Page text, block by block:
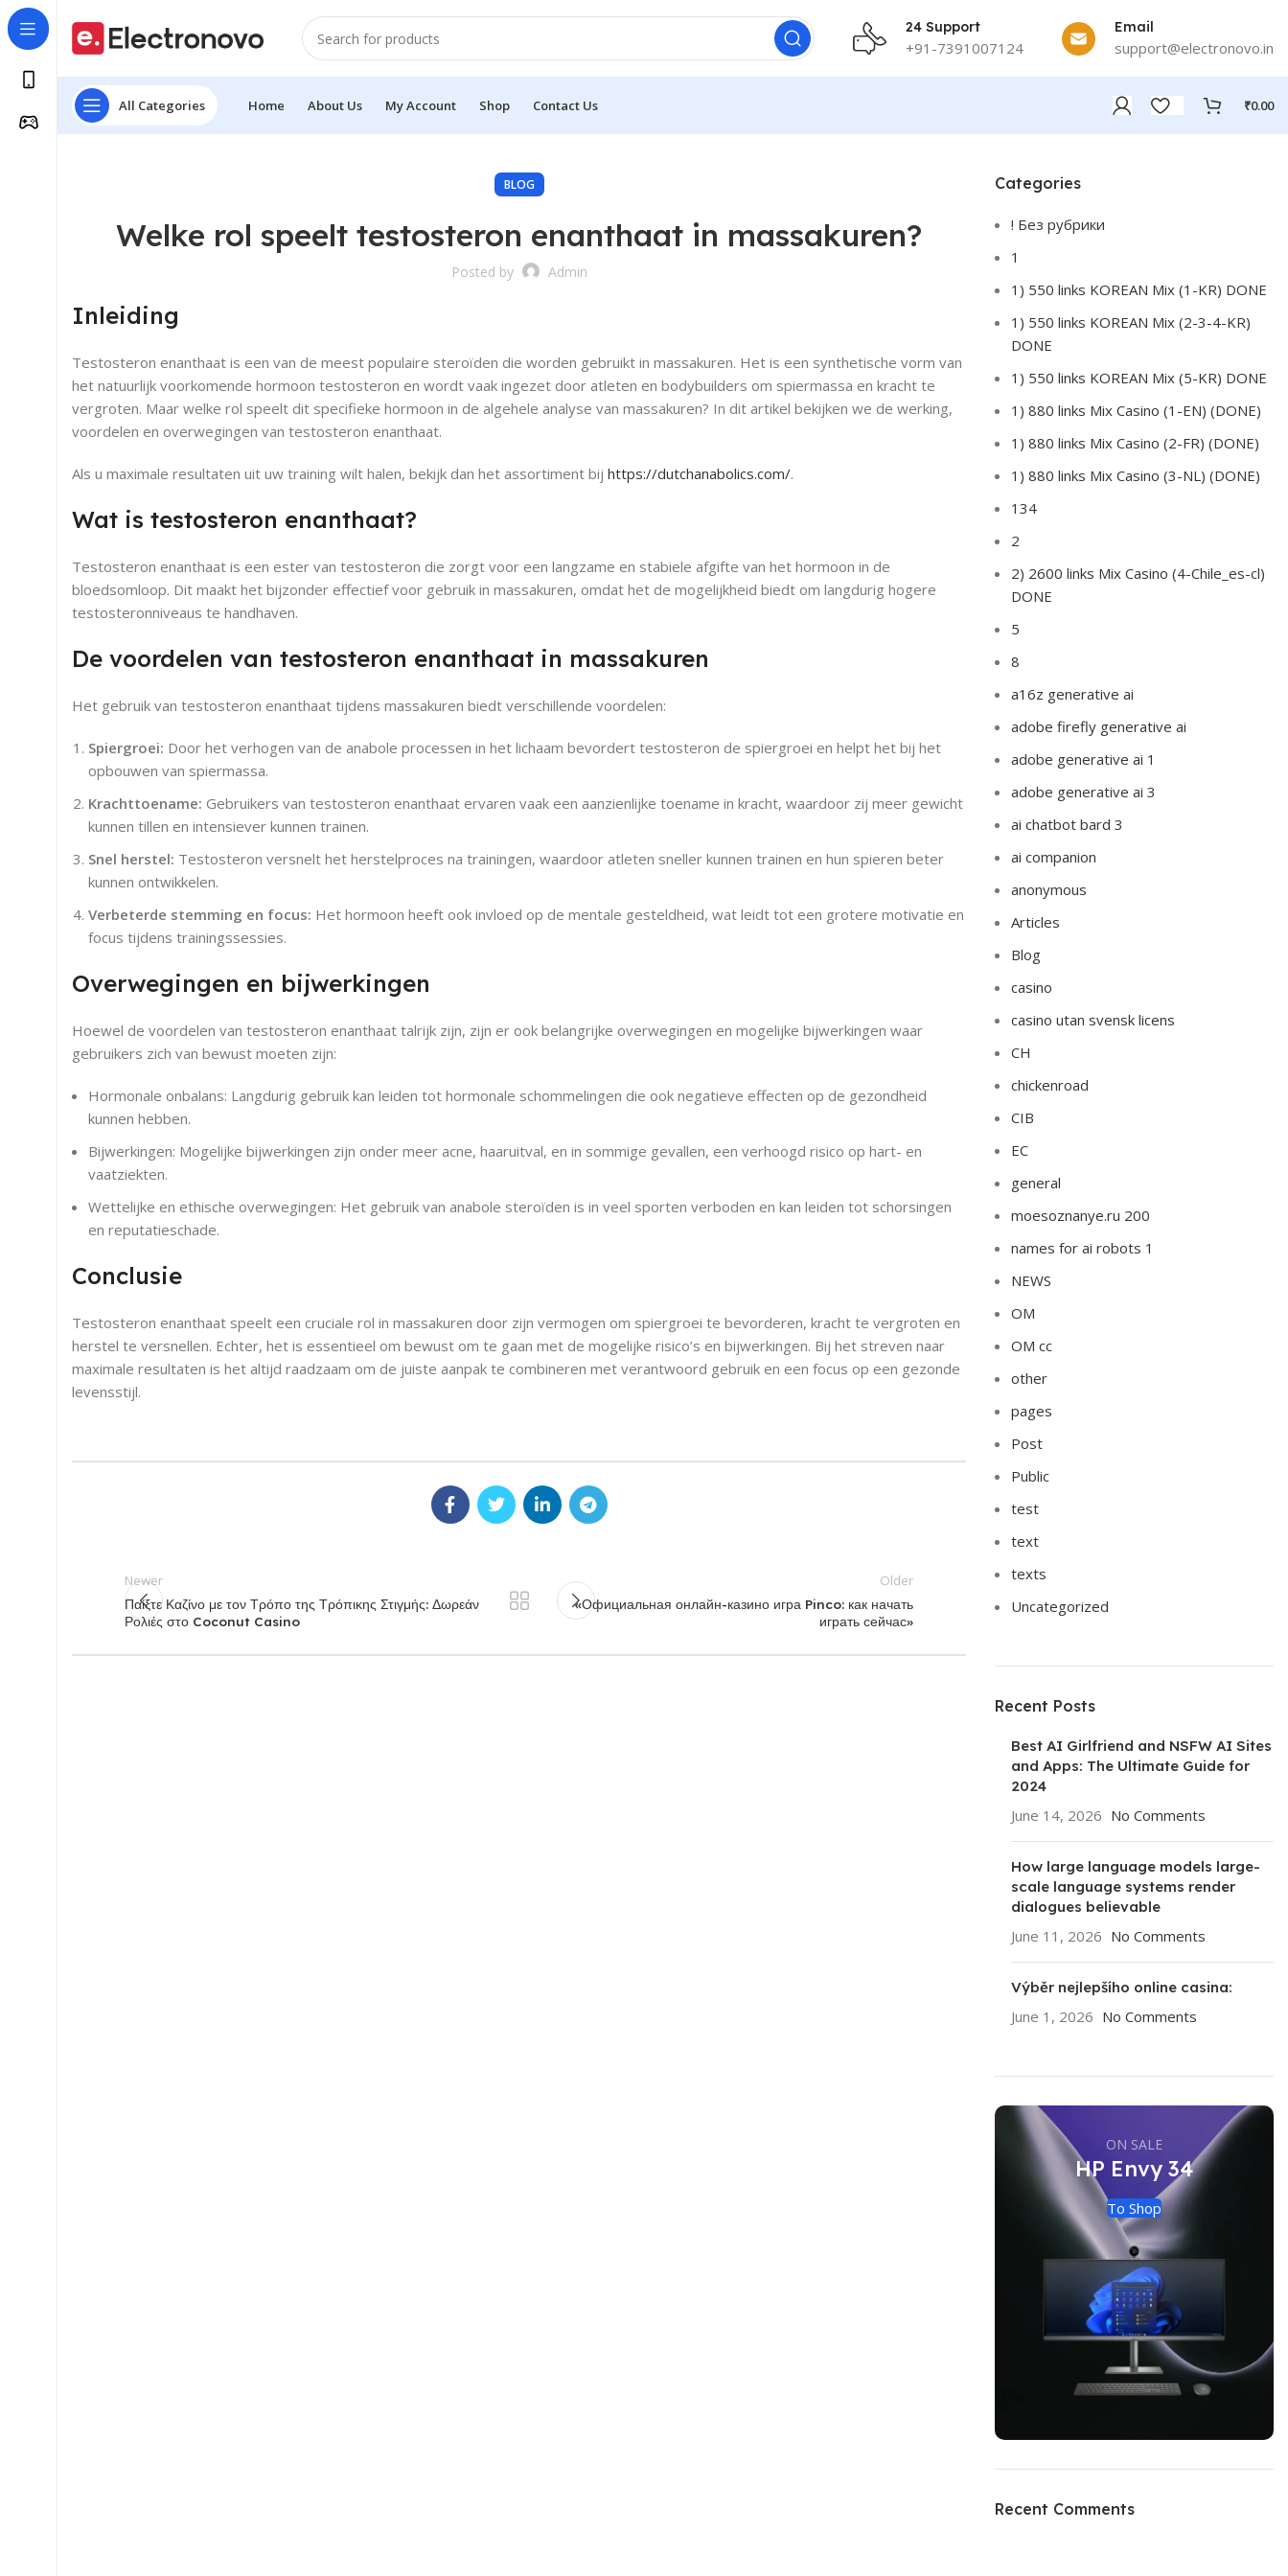
24 Support
+91-7391007124
Email
support@electronovo.in
All Categories Home About Us My Account Shop Contact Us ₹0.00
BLOG
Welke rol speelt testosteron enanthaat in massakuren?
Posted by Admin
Inleiding
Testosteron enanthaat is een van de meest populaire steroïden die worden gebruikt in massakuren. Het is een synthetische vorm van
het natuurlijk voorkomende hormoon testosteron en wordt vaak ingezet door atleten en bodybuilders om spiermassa en kracht te
vergroten. Maar welke rol speelt dit specifieke hormoon in de algehele analyse van massakuren? In dit artikel bekijken we de werking,
voordelen en overwegingen van testosteron enanthaat.
Als u maximale resultaten uit uw training wilt halen, bekijk dan het assortiment bij https://dutchanabolics.com/.
Wat is testosteron enanthaat?
Testosteron enanthaat is een ester van testosteron die zorgt voor een langzame en stabiele afgifte van het hormoon in de
bloedsomloop. Dit maakt het bijzonder effectief voor gebruik in massakuren, omdat het de mogelijkheid biedt om langdurig hogere
testosteronniveaus te handhaven.
De voordelen van testosteron enanthaat in massakuren
Het gebruik van testosteron enanthaat tijdens massakuren biedt verschillende voordelen:
Spiergroei: Door het verhogen van de anabole processen in het lichaam bevordert testosteron de spiergroei en helpt het bij het
opbouwen van spiermassa.
Krachttoename: Gebruikers van testosteron enanthaat ervaren vaak een aanzienlijke toename in kracht, waardoor zij meer gewicht
kunnen tillen en intensiever kunnen trainen.
Snel herstel: Testosteron versnelt het herstelproces na trainingen, waardoor atleten sneller kunnen trainen en hun spieren beter
kunnen ontwikkelen.
Verbeterde stemming en focus: Het hormoon heeft ook invloed op de mentale gesteldheid, wat leidt tot een grotere motivatie en
focus tijdens trainingssessies.
Overwegingen en bijwerkingen
Hoewel de voordelen van testosteron enanthaat talrijk zijn, zijn er ook belangrijke overwegingen en mogelijke bijwerkingen waar
gebruikers zich van bewust moeten zijn:
Hormonale onbalans: Langdurig gebruik kan leiden tot hormonale schommelingen die ook negatieve effecten op de gezondheid
kunnen hebben.
Bijwerkingen: Mogelijke bijwerkingen zijn onder meer acne, haaruitval, en in sommige gevallen, een verhoogd risico op hart- en
vaatziekten.
Wettelijke en ethische overwegingen: Het gebruik van anabole steroïden is in veel sporten verboden en kan leiden tot schorsingen
en reputatieschade.
Conclusie
Testosteron enanthaat speelt een cruciale rol in massakuren door zijn vermogen om spiergroei te bevorderen, kracht te vergroten en
herstel te versnellen. Echter, het is essentieel om bewust om te gaan met de mogelijke risico’s en bijwerkingen. Bij het streven naar
maximale resultaten is het altijd raadzaam om de juiste aanpak te combineren met verantwoord gebruik en een focus op een gezonde
levensstijl.
Newer
Παίξτε Καζίνο με τον Τρόπο της Τρόπικης Στιγμής: Δωρεάν
Ρολιές στο Coconut Casino
Older
«Официальная онлайн-казино игра Pinco: как начать
играть сейчас»
Categories
! Без рубрики
1
1) 550 links KOREAN Mix (1-KR) DONE
1) 550 links KOREAN Mix (2-3-4-KR)
DONE
1) 550 links KOREAN Mix (5-KR) DONE
1) 880 links Mix Casino (1-EN) (DONE)
1) 880 links Mix Casino (2-FR) (DONE)
1) 880 links Mix Casino (3-NL) (DONE)
134
2
2) 2600 links Mix Casino (4-Chile_es-cl)
DONE
5
8
a16z generative ai
adobe firefly generative ai
adobe generative ai 1
adobe generative ai 3
ai chatbot bard 3
ai companion
anonymous
Articles
Blog
casino
casino utan svensk licens
CH
chickenroad
CIB
EC
general
moesoznanye.ru 200
names for ai robots 1
NEWS
OM
OM cc
other
pages
Post
Public
test
text
texts
Uncategorized
Recent Posts
Best AI Girlfriend and NSFW AI Sites
and Apps: The Ultimate Guide for
2024
June 14, 2026 No Comments
How large language models large-
scale language systems render
dialogues believable
June 11, 2026 No Comments
Výběr nejlepšího online casina:
June 1, 2026 No Comments
ON SALE
HP Envy 34
To Shop
Recent Comments